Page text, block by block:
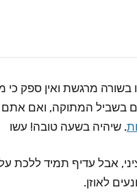
מרגשת ואין ספק כי
המתוקה, ואם אתם
. שיהיה בשעה טובה! עשו
אבל עדיף תמיד
לאוזן.